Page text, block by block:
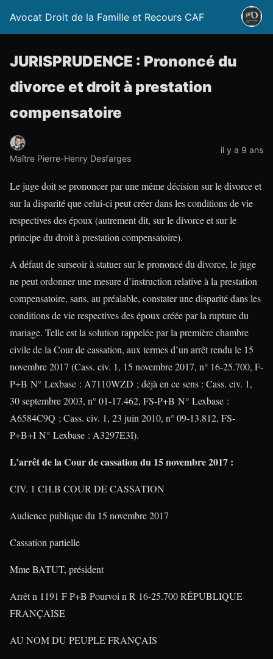
Avocat Droit de la Famille et Recours CAF
JURISPRUDENCE : Prononcé du
divorce et droit à prestation
compensatoire
Maître Pierre-Henry Desfarges
il y a 9 ans
Le juge doit se prononcer par une même décision sur le divorce et
sur la disparité que celui-ci peut créer dans les conditions de vie
respectives des époux (autrement dit, sur le divorce et sur le
principe du droit à prestation compensatoire).
A défaut de surseoir à statuer sur le prononcé du divorce, le juge
ne peut ordonner une mesure d’instruction relative à la prestation
compensatoire, sans, au préalable, constater une disparité dans les
conditions de vie respectives des époux créée par la rupture du
mariage. Telle est la solution rappelée par la première chambre
civile de la Cour de cassation, aux termes d’un arrêt rendu le 15
novembre 2017 (Cass. civ. 1, 15 novembre 2017, n° 16-25.700, F-
P+B N° Lexbase : A7110WZD ; déjà en ce sens : Cass. civ. 1,
30 septembre 2003, n° 01-17.462, FS-P+B N° Lexbase :
A6584C9Q ; Cass. civ. 1, 23 juin 2010, n° 09-13.812, FS-
P+B+I N° Lexbase : A3297E3I).
L’arrêt de la Cour de cassation du 15 novembre 2017 :
CIV. 1 CH.B COUR DE CASSATION
Audience publique du 15 novembre 2017
Cassation partielle
Mme BATUT, président
Arrêt n 1191 F P+B Pourvoi n R 16-25.700 RÉPUBLIQUE
FRANÇAISE
AU NOM DU PEUPLE FRANÇAIS